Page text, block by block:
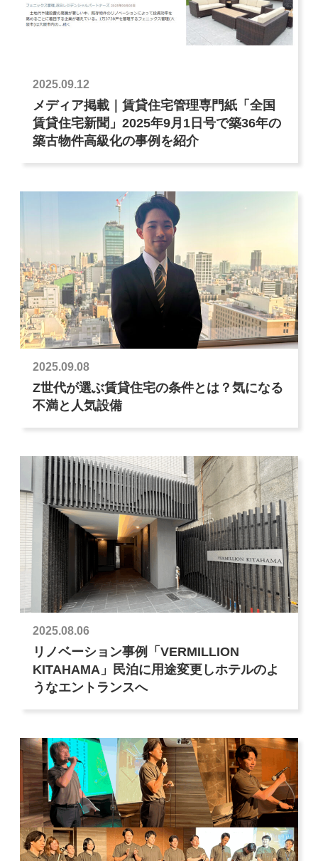
2025.09.12
メディア掲載｜賃貸住宅管理専門紙「全国
賃貸住宅新聞」2025年9月1日号で築36年の
築古物件高級化の事例を紹介
2025.09.08
Z世代が選ぶ賃貸住宅の条件とは？気になる
不満と人気設備
2025.08.06
リノベーション事例「VERMILLION
KITAHAMA」民泊に用途変更しホテルのよ
うなエントランスへ